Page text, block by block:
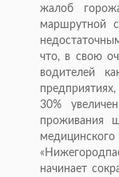
жалоб
маршрутной
что, в свою
водителей
предприятиях,
30%
проживания
начинает